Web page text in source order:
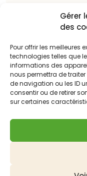
Gérer
des
Pour offrir les meilleures
technologies telles que
informations des
nous permettra de
de navigation ou les ID
consentir ou de retirer
sur certaines
Nous contacter
85100 Les Sables-
Téléphone :
06 13 23 67 88
Adresse mail :
Les derniers
Suivi de vos